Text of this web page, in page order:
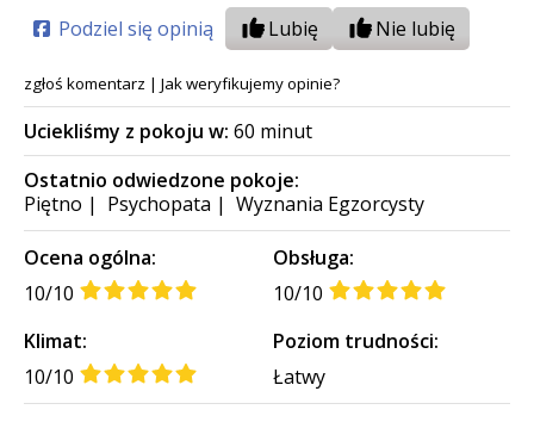
Podziel się opinią Lubię Nie lubię
zgłoś komentarz | Jak weryfikujemy opinie?
Uciekliśmy z pokoju w: 60 minut
Ostatnio odwiedzone pokoje:
Piętno | Psychopata | Wyznania Egzorcysty
Ocena ogólna:
10/10
Obsługa:
10/10
Klimat:
10/10
Poziom trudności:
Łatwy